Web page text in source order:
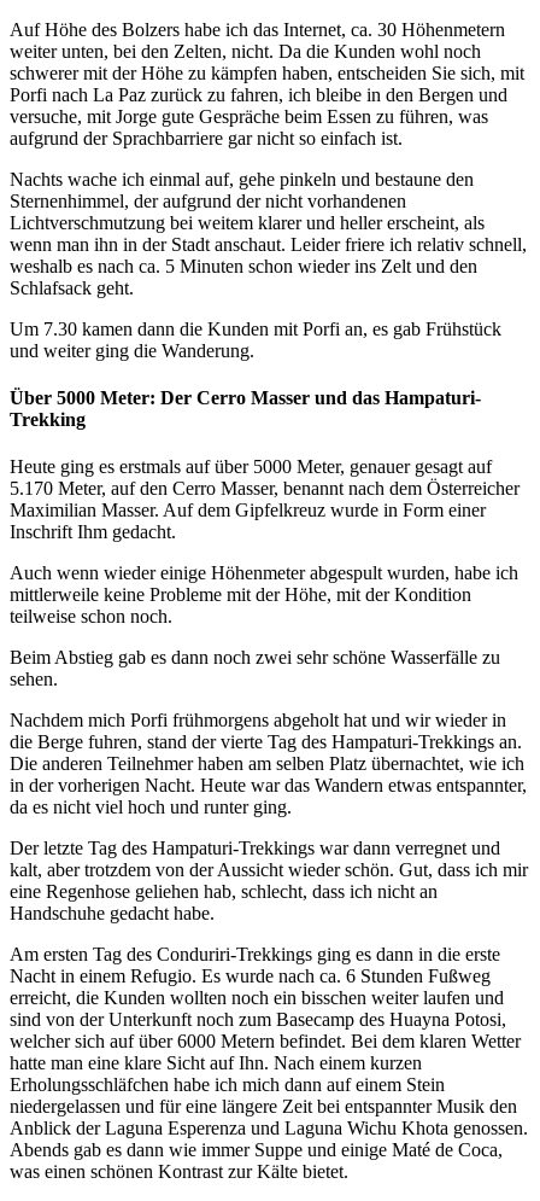
Auf Höhe des Bolzers habe ich das Internet, ca. 30 Höhenmetern
weiter unten, bei den Zelten, nicht. Da die Kunden wohl noch
schwerer mit der Höhe zu kämpfen haben, entscheiden Sie sich, mit
Porfi nach La Paz zurück zu fahren, ich bleibe in den Bergen und
versuche, mit Jorge gute Gespräche beim Essen zu führen, was
aufgrund der Sprachbarriere gar nicht so einfach ist.
Nachts wache ich einmal auf, gehe pinkeln und bestaune den
Sternenhimmel, der aufgrund der nicht vorhandenen
Lichtverschmutzung bei weitem klarer und heller erscheint, als
wenn man ihn in der Stadt anschaut. Leider friere ich relativ schnell,
weshalb es nach ca. 5 Minuten schon wieder ins Zelt und den
Schlafsack geht.
Um 7.30 kamen dann die Kunden mit Porfi an, es gab Frühstück
und weiter ging die Wanderung.
Über 5000 Meter: Der Cerro Masser und das Hampaturi-
Trekking
Heute ging es erstmals auf über 5000 Meter, genauer gesagt auf
5.170 Meter, auf den Cerro Masser, benannt nach dem Österreicher
Maximilian Masser. Auf dem Gipfelkreuz wurde in Form einer
Inschrift Ihm gedacht.
Auch wenn wieder einige Höhenmeter abgespult wurden, habe ich
mittlerweile keine Probleme mit der Höhe, mit der Kondition
teilweise schon noch.
Beim Abstieg gab es dann noch zwei sehr schöne Wasserfälle zu
sehen.
Nachdem mich Porfi frühmorgens abgeholt hat und wir wieder in
die Berge fuhren, stand der vierte Tag des Hampaturi-Trekkings an.
Die anderen Teilnehmer haben am selben Platz übernachtet, wie ich
in der vorherigen Nacht. Heute war das Wandern etwas entspannter,
da es nicht viel hoch und runter ging.
Der letzte Tag des Hampaturi-Trekkings war dann verregnet und
kalt, aber trotzdem von der Aussicht wieder schön. Gut, dass ich mir
eine Regenhose geliehen hab, schlecht, dass ich nicht an
Handschuhe gedacht habe.
Am ersten Tag des Conduriri-Trekkings ging es dann in die erste
Nacht in einem Refugio. Es wurde nach ca. 6 Stunden Fußweg
erreicht, die Kunden wollten noch ein bisschen weiter laufen und
sind von der Unterkunft noch zum Basecamp des Huayna Potosi,
welcher sich auf über 6000 Metern befindet. Bei dem klaren Wetter
hatte man eine klare Sicht auf Ihn. Nach einem kurzen
Erholungsschläfchen habe ich mich dann auf einem Stein
niedergelassen und für eine längere Zeit bei entspannter Musik den
Anblick der Laguna Esperenza und Laguna Wichu Khota genossen.
Abends gab es dann wie immer Suppe und einige Maté de Coca,
was einen schönen Kontrast zur Kälte bietet.